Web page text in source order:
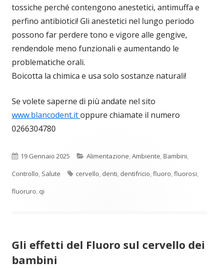
tossiche perché contengono anestetici, antimuffa e
perfino antibiotici! Gli anestetici nel lungo periodo
possono far perdere tono e vigore alle gengive,
rendendole meno funzionali e aumentando le
problematiche orali.
Boicotta la chimica e usa solo sostanze naturali!
Se volete saperne di più andate nel sito
www.blancodent.itoppure chiamate il numero
0266304780
Pubblicato
19 Gennaio 2025 Categorie
Alimentazione,Ambiente,Bambini,
Controllo, Salute Tag
cervello, denti, dentifricio,fluoro,fluorosi,
fluoruro, qi
Gli effetti del Fluoro sul cervello dei
bambini